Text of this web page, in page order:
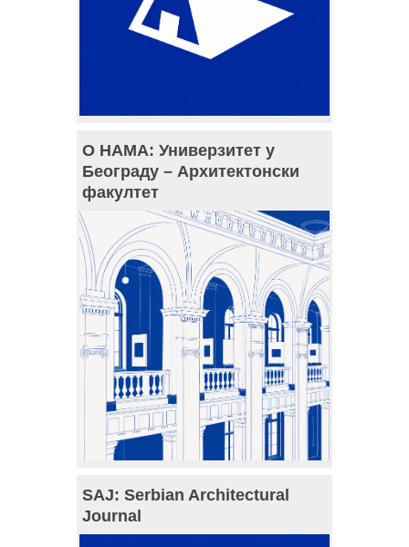
О НАМА: Универзитет у
Београду – Архитектонски
факултет
SAJ: Serbian Architectural
Journal